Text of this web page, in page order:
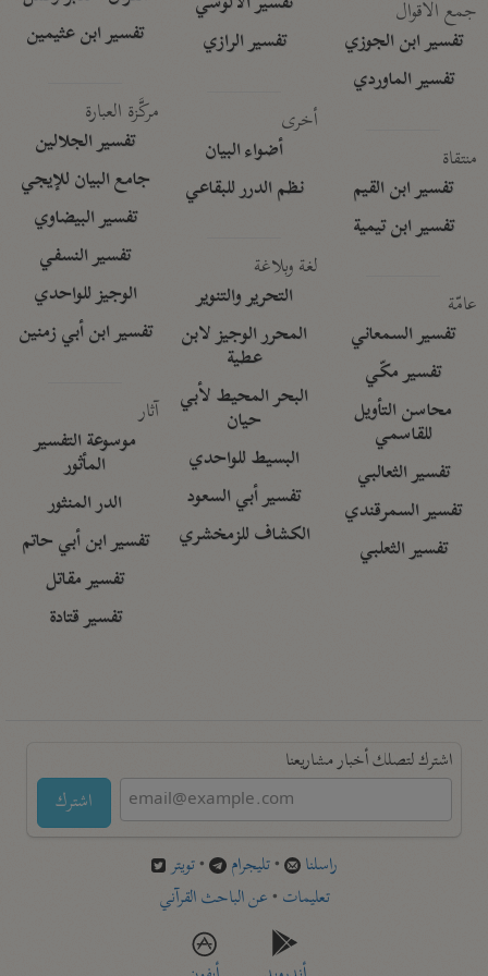
جمع الأقوال
تفسير ابن الجوزي
تفسير الماوردي
منتقاة
تفسير ابن القيم
تفسير ابن تيمية
عامّة
تفسير السمعاني
تفسير مكّي
محاسن التأويل
للقاسمي
تفسير الثعالبي
تفسير السمرقندي
تفسير الثعلبي
تفسير الرازي
أخرى
أضواء البيان
نظم الدرر للبقاعي
لغة وبلاغة
التحرير والتنوير
المحرر الوجيز لابن
عطية
البحر المحيط لأبي
حيان
البسيط للواحدي
تفسير أبي السعود
الكشاف للزمخشري
تفسير ابن عثيمين
مركَّزة العبارة
تفسير الجلالين
جامع البيان للإيجي
تفسير البيضاوي
تفسير النسفي
الوجيز للواحدي
تفسير ابن أبي زمنين
آثار
موسوعة التفسير
المأثور
الدر المنثور
تفسير ابن أبي حاتم
تفسير مقاتل
تفسير قتادة
اشترك لتصلك أخبار مشاريعنا
اشترك
راسلنا •تليجرام •تويتر
تعليمات •عن الباحث القرآني